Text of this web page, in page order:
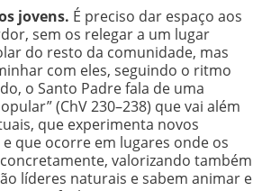
jovens. É preciso dar espaço aos
sem os relegar a um lugar
do resto da comunidade, mas
com eles, seguindo o ritmo
o Santo Padre fala de uma
(ChV 230–238) que vai além
que experimenta novos
que ocorre em lugares onde os
valorizando também
líderes naturais e sabem animar e